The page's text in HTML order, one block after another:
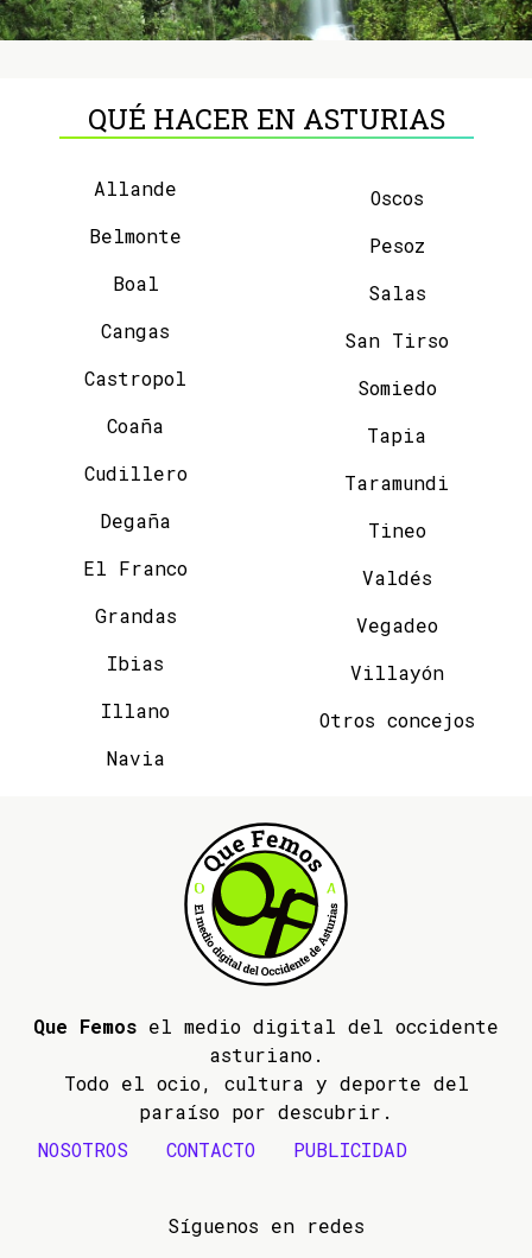
QUÉ HACER EN ASTURIAS
Allande
Belmonte
Boal
Cangas
Castropol
Coaña
Cudillero
Degaña
El Franco
Grandas
Ibias
Illano
Navia
Oscos
Pesoz
Salas
San Tirso
Somiedo
Tapia
Taramundi
Tineo
Valdés
Vegadeo
Villayón
Otros concejos
Que Femos el medio digital del occidente
asturiano.
Todo el ocio, cultura y deporte del
paraíso por descubrir.
NOSOTROS
CONTACTO PUBLICIDAD
Síguenos en redes